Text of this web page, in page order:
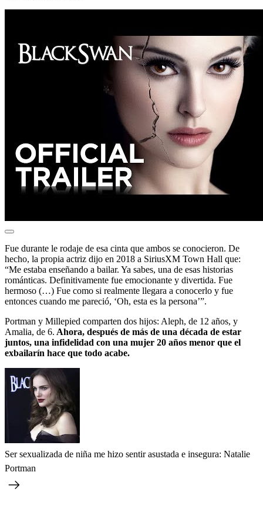
Fue durante le rodaje de esa cinta que ambos se conocieron. De
hecho, la propia actriz dijo en 2018 a SiriusXM Town Hall que:
“Me estaba enseñando a bailar. Ya sabes, una de esas historias
románticas. Definitivamente fue emocionante y divertida. Fue
hermoso (…) Fue como si realmente llegara a conocerlo y fue
entonces cuando me pareció, ‘Oh, esta es la persona’”.
Portman y Millepied comparten dos hijos: Aleph, de 12 años, y
Amalia, de 6. Ahora, después de más de una década de estar
juntos, una infidelidad con una mujer 20 años menor que el
exbailarín hace que todo acabe.
Ser sexualizada de niña me hizo sentir asustada e insegura: Natalie
Portman